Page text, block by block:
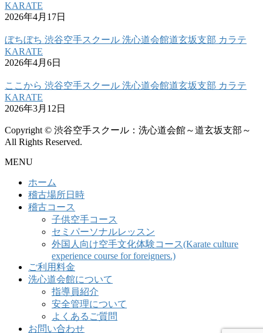
KARATE
2026年4月17日
ぼちぼち 渋谷空手スクール 洗心道会館道玄坂支部 カラテ
KARATE
2026年4月6日
ここから 渋谷空手スクール 洗心道会館道玄坂支部 カラテ
KARATE
2026年3月12日
Copyright © 渋谷空手スクール：洗心道会館～道玄坂支部～
All Rights Reserved.
MENU
ホーム
稽古場所日時
稽古コース
子供空手コース
セミパーソナルレッスン
外国人向け空手文化体験コース(Karate culture
experience course for foreigners.)
ご利用料金
洗心道会館について
指導員紹介
安全管理について
よくあるご質問
お問い合わせ